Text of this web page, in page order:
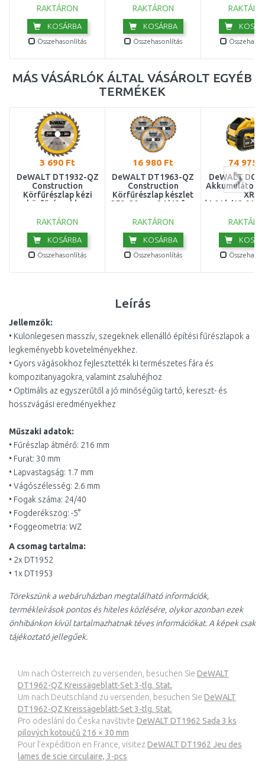
RAKTÁRON
KOSÁRBA
Összehasonlítás
RAKTÁRON
KOSÁRBA
Összehasonlítás
MÁS VÁSÁRLÓK ÁLTAL VÁSÁROLT EGYÉB
TERMÉKEK
3 690 Ft
DeWALT DT1932-QZ
Construction
Körfűrészlap kézi
körfűrészekhez
10°
RAKTÁRON
KOSÁRBA
Összehasonlítás
16 980 Ft
DeWALT DT1963-QZ
Construction
Körfűrészlap készlet
250x30mm, 24/48 fog
RAKTÁRON
KOSÁRBA
Összehasonlítás
74 975
DeWALT
Akkumulátor
XR
(4,0Ah/
Leírás
Jellemzők:
• Különlegesen masszív, szegeknek ellenálló építési fűrészlapok a
legkeményebb követelményekhez.
• Gyors vágásokhoz fejlesztették ki természetes fára és
kompozitanyagokra, valamint zsaluhéjhoz
• Optimális az egyszerűtől a jó minőségűig tartó, kereszt- és
hosszvágási eredményekhez
Műszaki adatok:
• Fűrészlap átmérő: 216 mm
• Furat: 30 mm
• Lapvastagság: 1.7 mm
• Vágószélesség: 2.6 mm
• Fogak száma: 24/40
• Fogderékszög: -5°
• Foggeometria: WZ
A csomag tartalma:
• 2x DT1952
• 1x DT1953
Törekszünk a webáruházban megtalálható információk,
termékleírások pontos és hiteles közlésére, olykor azonban ezek
önhibánkon kívül tartalmazhatnak téves információkat. A képek csak
tájékoztató jellegűek.
Um nach Österreich zu versenden, besuchen Sie DeWALT
DT1962-QZ Kreissägeblatt-Set 3-tlg. Stat.
Um nach Deutschland zu versenden, besuchen Sie DeWALT
DT1962-QZ Kreissägeblatt-Set 3-tlg. Stat.
Pro odeslání do Česka navštivte DeWALT DT1962 Sada 3 ks
pilových kotoučů 216 × 30 mm
Pour l’expédition en France, visitez DeWALT DT1962 Jeu des
lames de scie circulaire, 3-pcs